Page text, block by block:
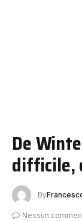
De
difficile,
By
Nessun